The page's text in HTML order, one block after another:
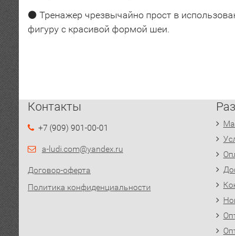
⚫ Тренажер чрезвычайно прост в
фигуру с красивой формой шеи.
Контакты
+7 (909) 901-00-01
a-ludi.com@yandex.ru
Договор-оферта
Политика конфиденциальности